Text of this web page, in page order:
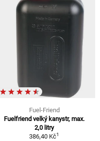
Fuel-Friend
Fuelfriend velký kanystr, max.
2,0 litry
386,40 Kč1